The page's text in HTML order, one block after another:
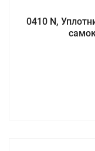
0410 N,